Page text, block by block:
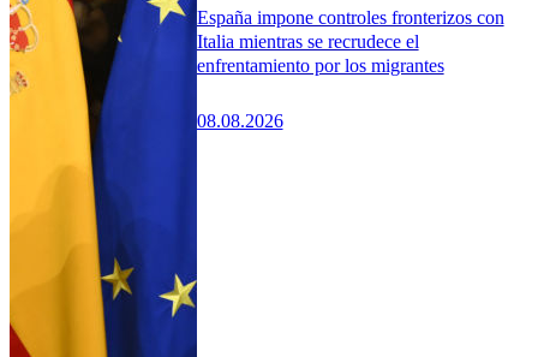
España impone controles fronterizos con
Italia mientras se recrudece el
enfrentamiento por los migrantes
08.08.2026